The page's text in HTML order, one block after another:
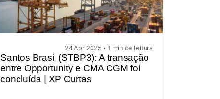
24 Abr 2025 • 1 min de leitura
Santos Brasil (STBP3): A transação
entre Opportunity e CMA CGM foi
concluída | XP Curtas